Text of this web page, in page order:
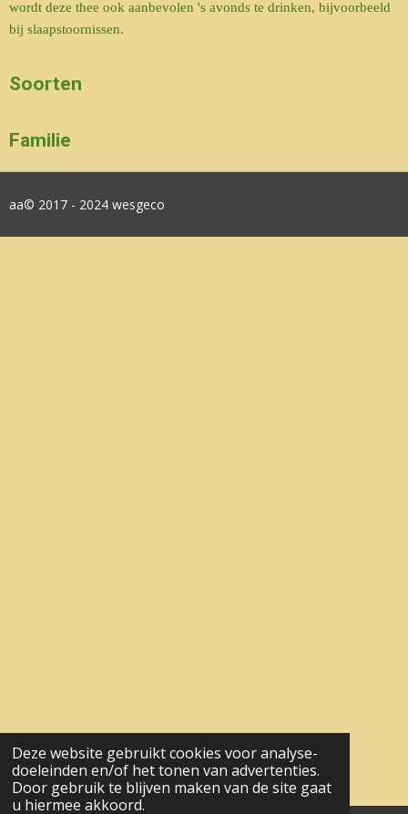
Deze website gebruikt cookies voor analyse-
doeleinden en/of het tonen van advertenties.
Door gebruik te blijven maken van de site gaat
u hiermee akkoord.
wordt deze thee ook aanbevolen 's avonds te drinken, bijvoorbeeld
bij slaapstoornissen.
Soorten
Familie
aa© 2017 - 2024 wesgeco